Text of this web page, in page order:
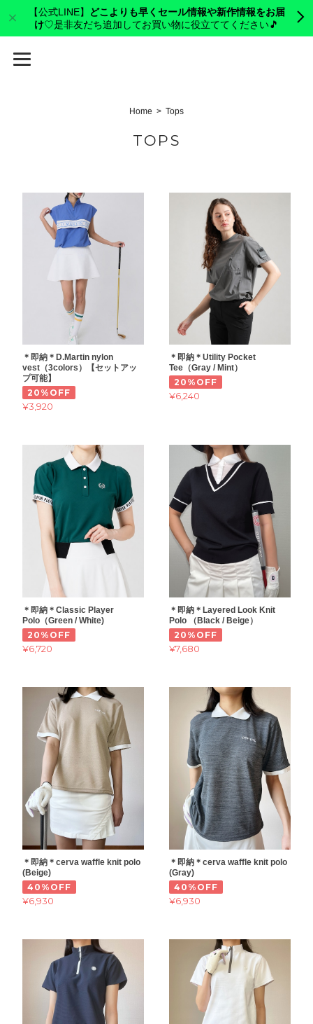
【公式LINE】
どこよりも早くセール情報や新作情報をお届
け♡是非友だち追加してお買い物に役立ててください🎵
Home Tops
TOPS
＊即納＊D.Martin nylon
vest（3colors）【セットアッ
プ可能】
20%OFF
¥3,920
＊即納＊Utility Pocket
Tee（Gray / Mint）
20%OFF
¥6,240
＊即納＊Classic Player
Polo（Green / White)
20%OFF
¥6,720
＊即納＊Layered Look Knit
Polo （Black / Beige）
20%OFF
¥7,680
＊即納＊cerva waffle knit polo
(Beige)
40%OFF
¥6,930
＊即納＊cerva waffle knit polo
(Gray)
40%OFF
¥6,930